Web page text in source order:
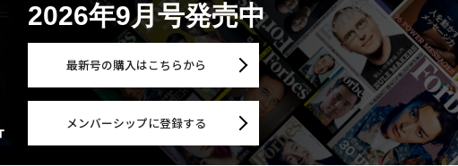
2026年9月号発売中
最新号の購入はこちらから
メンバーシップに登録する